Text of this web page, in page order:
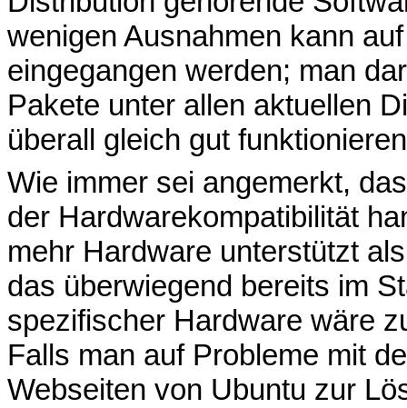
wenigen Ausnahmen kann
eingegangen werden; man
Pakete unter allen aktuellen
überall gleich gut
Wie immer sei angemerkt,
der Hardwarekompatibilität
mehr Hardware unterstützt
das überwiegend bereits im
spezifischer Hardware wäre
Falls man auf Probleme mit
Webseiten von Ubuntu zur